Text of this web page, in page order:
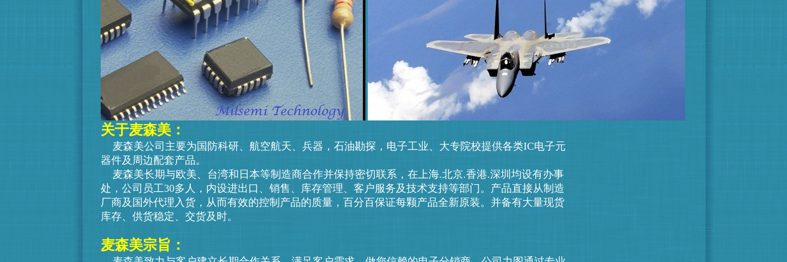
关于麦森美：
麦森美公司主要为国防科研、航空航天、兵器，石油勘探，电子工业、大专院校提供各类IC电子元
器件及周边配套产品。
麦森美长期与欧美、台湾和日本等制造商合作并保持密切联系，在上海.北京.香港.深圳均设有办事
处，公司员工30多人，内设进出口、销售、库存管理、客户服务及技术支持等部门。产品直接从制造
厂商及国外代理入货，从而有效的控制产品的质量，百分百保证每颗产品全新原装。并备有大量现货
库存、供货稳定、交货及时。
麦森美宗旨：